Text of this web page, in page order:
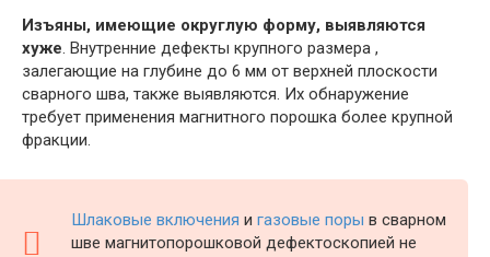
Изъяны, имеющие округлую форму, выявляются
хуже. Внутренние дефекты крупного размера ,
залегающие на глубине до 6 мм от верхней плоскости
сварного шва, также выявляются. Их обнаружение
требует применения магнитного порошка более крупной
фракции.
Шлаковые включения и газовые поры в сварном
шве магнитопорошковой дефектоскопией не